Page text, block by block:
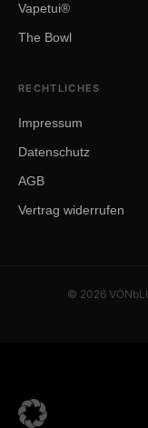
Vapetui®
The Bowl
RECHTLICHES
Impressum
Datenschutz
AGB
Vertrag widerrufen
© 2026